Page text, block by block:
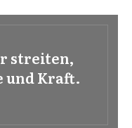
streiten,
und Kraft.